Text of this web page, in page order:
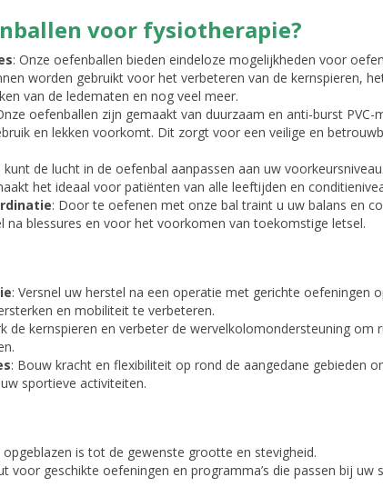
voor fysiotherapie?
: Onze oefenballen bieden eindeloze mogelijkheden voor
worden gebruikt voor het verbeteren van de kernspieren,
van de ledematen en nog veel meer.
oefenballen zijn gemaakt van duurzaam en anti-burst PVC-
en lekken voorkomt. Dit zorgt voor een veilige en
kunt de lucht in de oefenbal aanpassen aan uw
het ideaal voor patiënten van alle leeftijden en
: Door te oefenen met onze bal traint u uw balans en
na blessures en voor het voorkomen van toekomstige letsel.
: Versnel uw herstel na een operatie met gerichte oefeningen
en mobiliteit te verbeteren.
de kernspieren en verbeter de wervelkolomondersteuning om
: Bouw kracht en flexibiliteit op rond de aangedane gebieden
sportieve activiteiten.
is tot de gewenste grootte en stevigheid.
voor geschikte oefeningen en programma’s die passen bij uw